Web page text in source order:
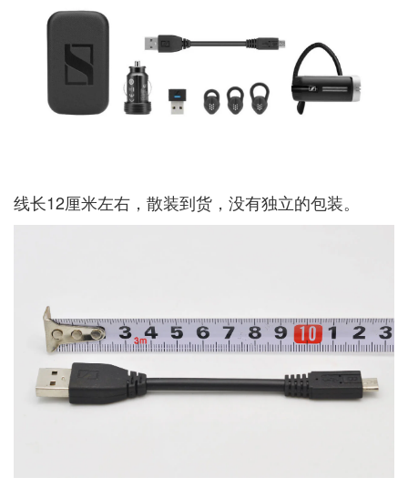
线长12厘米左右，散装到货，没有独立的包装。